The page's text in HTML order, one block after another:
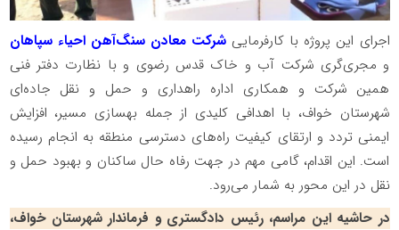
اجرای این پروژه با کارفرمایی شرکت معادن سنگ‌آهن احیاء سپاهان
و مجری‌گری شرکت آب و خاک قدس رضوی و با نظارت دفتر فنی
همین شرکت و همکاری اداره راهداری و حمل و نقل جاده‌ای
شهرستان خواف، با اهدافی کلیدی از جمله بهسازی مسیر، افزایش
ایمنی تردد و ارتقای کیفیت راه‌های دسترسی منطقه به انجام رسیده
است. این اقدام، گامی مهم در جهت رفاه حال ساکنان و بهبود حمل و
نقل در این محور به شمار می‌رود.
در حاشیه این مراسم، رئیس دادگستری و فرماندار شهرستان خواف،